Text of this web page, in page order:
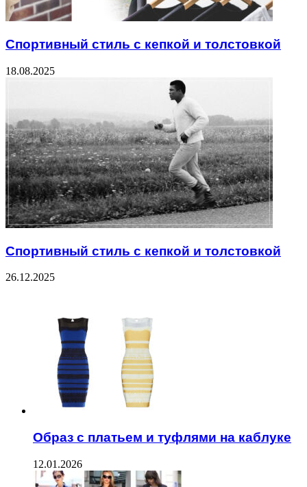
Спортивный стиль с кепкой и толстовкой
18.08.2025
Спортивный стиль с кепкой и толстовкой
26.12.2025
Образ с платьем и туфлями на каблуке
12.01.2026